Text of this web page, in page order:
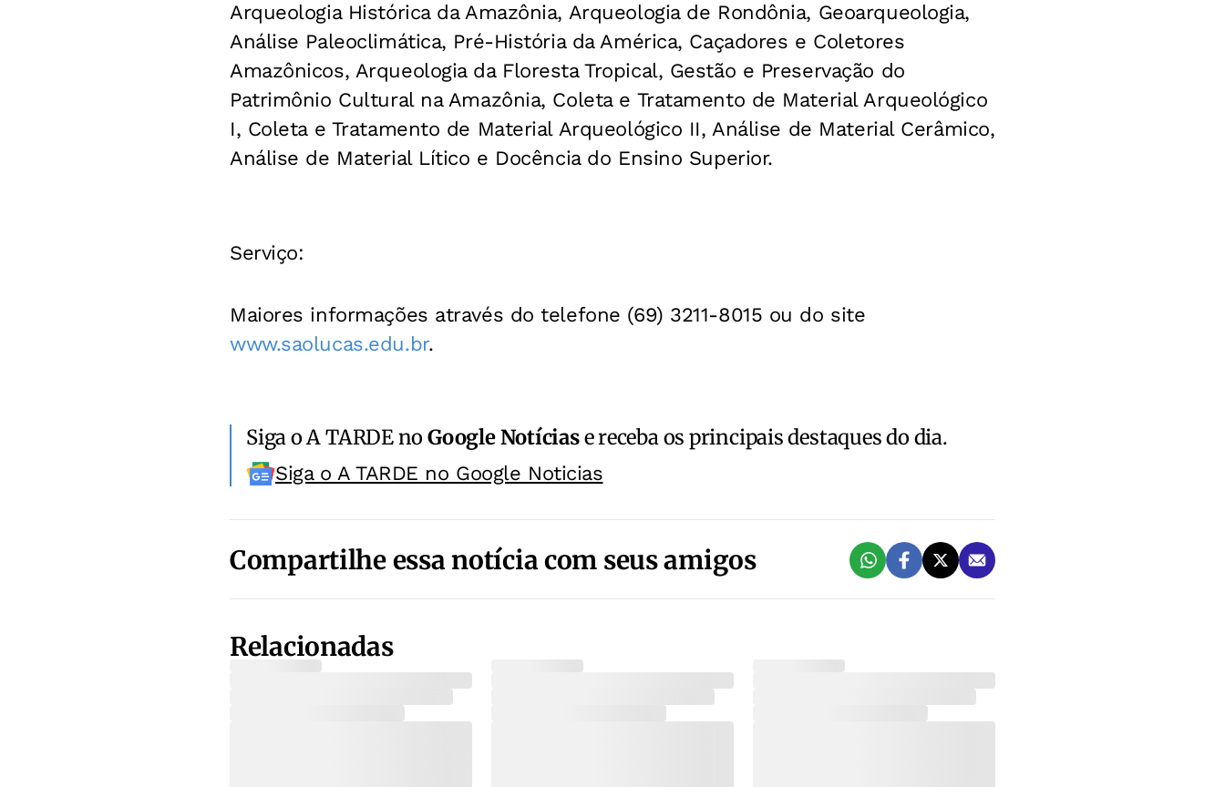
Arqueologia Histórica da Amazônia, Arqueologia de Rondônia, Geoarqueologia,
Análise Paleoclimática, Pré-História da América, Caçadores e Coletores
Amazônicos, Arqueologia da Floresta Tropical, Gestão e Preservação do
Patrimônio Cultural na Amazônia, Coleta e Tratamento de Material Arqueológico
I, Coleta e Tratamento de Material Arqueológico II, Análise de Material Cerâmico,
Análise de Material Lítico e Docência do Ensino Superior.
Serviço:
Maiores informações através do telefone (69) 3211-8015 ou do site
www.saolucas.edu.br.
Siga o A TARDE noGoogle Notíciase receba os principais destaques do dia.
Siga o A TARDE no Google Noticias
Compartilhe essa notícia com seus amigos
Relacionadas